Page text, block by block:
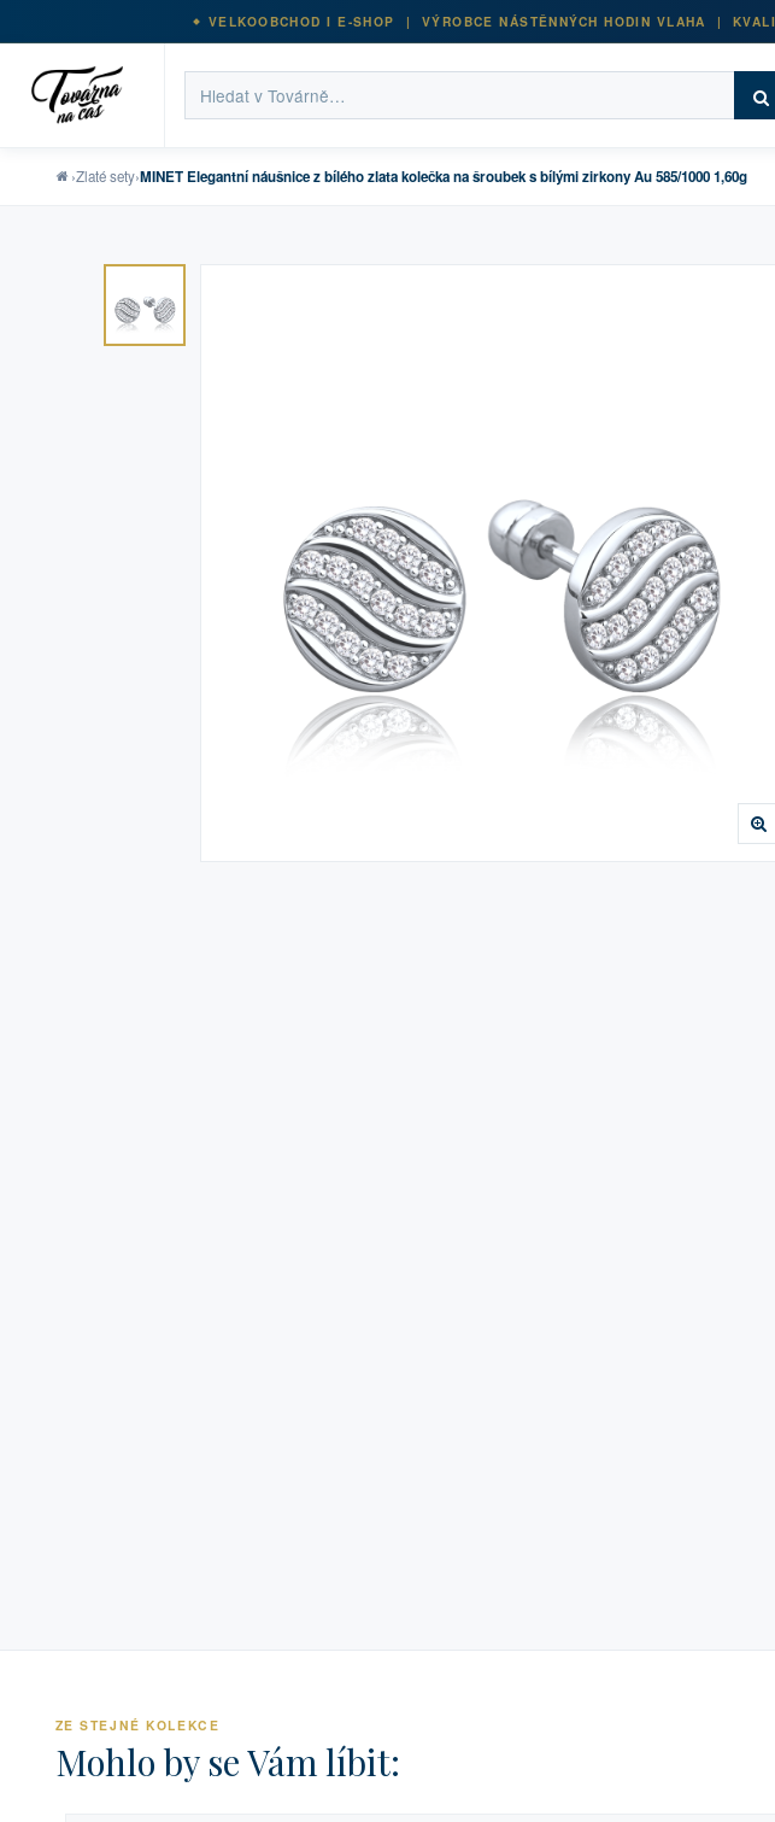
VELKOOBCHOD I E-SHOP | VÝROBCE NÁSTĚNNÝCH HODIN VLAHA |
›Zlaté sety›MINET Elegantní náušnice z bílého zlata kolečka na šroubek s bílými zirkony Au 585/1000 1,60g
ZE STEJNÉ KOLEKCE
Mohlo by se Vám líbit: